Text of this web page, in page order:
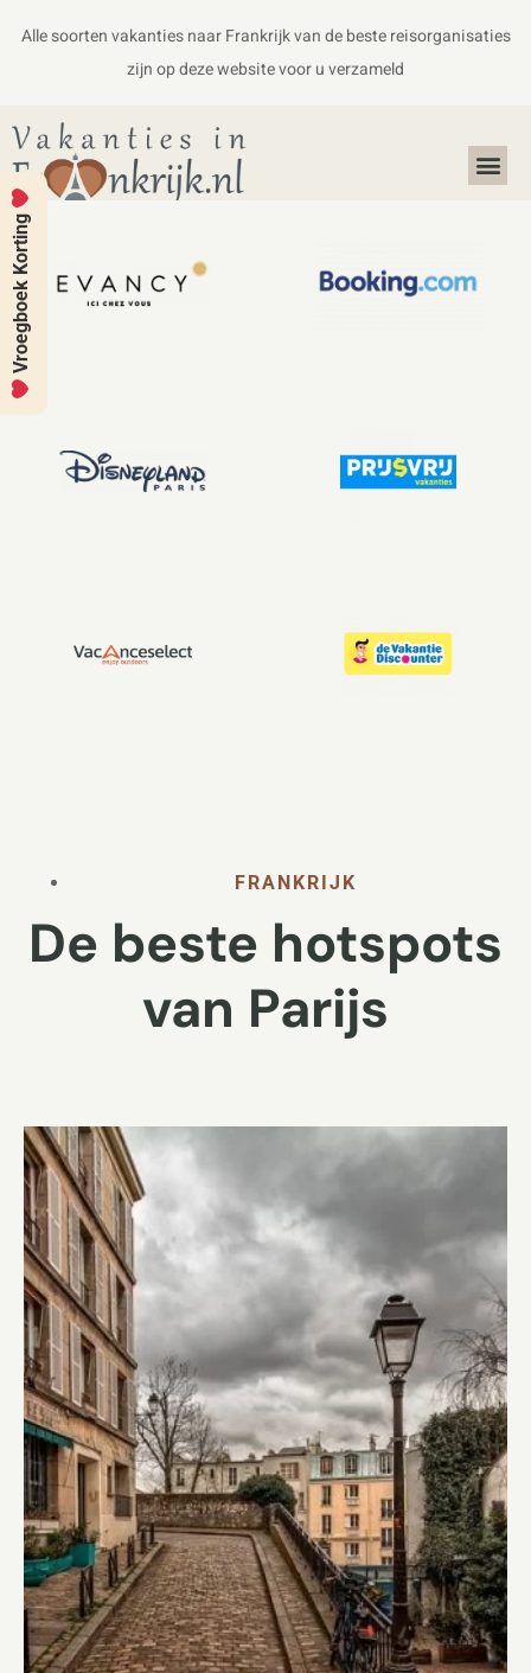
Alle soorten vakanties naar Frankrijk van de beste reisorganisaties
zijn op deze website voor u verzameld
FRANKRIJK
De beste hotspots
van Parijs
Vroegboek Korting